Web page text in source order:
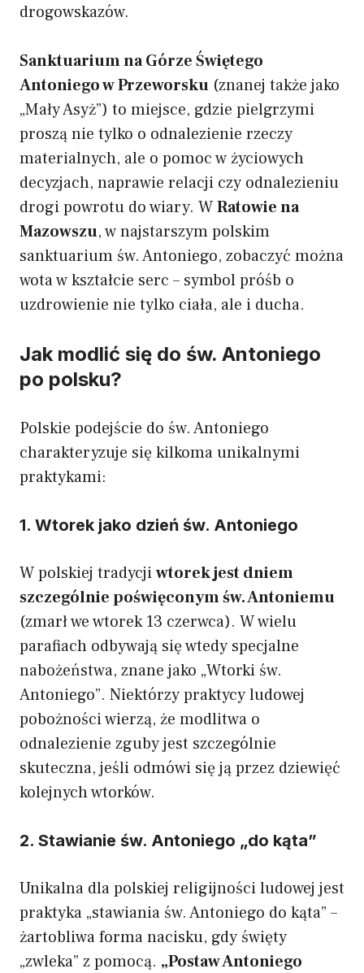
drogowskazów.
Sanktuarium na Górze Świętego
Antoniego w Przeworsku (znanej także jako
„Mały Asyż”) to miejsce, gdzie pielgrzymi
proszą nie tylko o odnalezienie rzeczy
materialnych, ale o pomoc w życiowych
decyzjach, naprawie relacji czy odnalezieniu
drogi powrotu do wiary. WRatowie na
Mazowszu, w najstarszym polskim
sanktuarium św. Antoniego, zobaczyć można
wota w kształcie serc – symbol próśb o
uzdrowienie nie tylko ciała, ale i ducha.
Jak modlić się do św. Antoniego
po polsku?
Polskie podejście do św. Antoniego
charakteryzuje się kilkoma unikalnymi
praktykami:
1. Wtorek jako dzień św. Antoniego
W polskiej tradycjiwtorek jest dniem
szczególnie poświęconym św. Antoniemu
(zmarł we wtorek 13 czerwca). W wielu
parafiach odbywają się wtedy specjalne
nabożeństwa, znane jako „Wtorki św.
Antoniego”. Niektórzy praktycy ludowej
pobożności wierzą, że modlitwa o
odnalezienie zguby jest szczególnie
skuteczna, jeśli odmówi się ją przez dziewięć
kolejnych wtorków.
2. Stawianie św. Antoniego „do kąta”
Unikalna dla polskiej religijności ludowej jest
praktyka „stawiania św. Antoniego do kąta” –
żartobliwa forma nacisku, gdy święty
„zwleka” z pomocą. „Postaw Antoniego